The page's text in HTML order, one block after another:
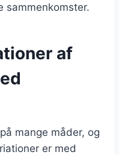
sammenkomster.
af
mange måder, og
er med